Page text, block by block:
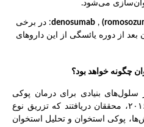
می‌شود.
denosumab ,
: در برخی
بعد از دوره یائسگی از این داروهای
چگونه خواهد بود؟
بنیادی برای درمان پوکی
استخوان استفاده کنند. در سال ۲۰۱۶، محققان دریافتند که تزریق نوع
پوکی استخوان و تحلیل استخوان